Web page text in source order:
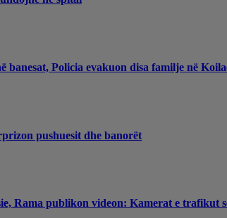
Policia evakuon disa familje në
pushuesit dhe banorët
Rama publikon videon: Kamerat e trafikut